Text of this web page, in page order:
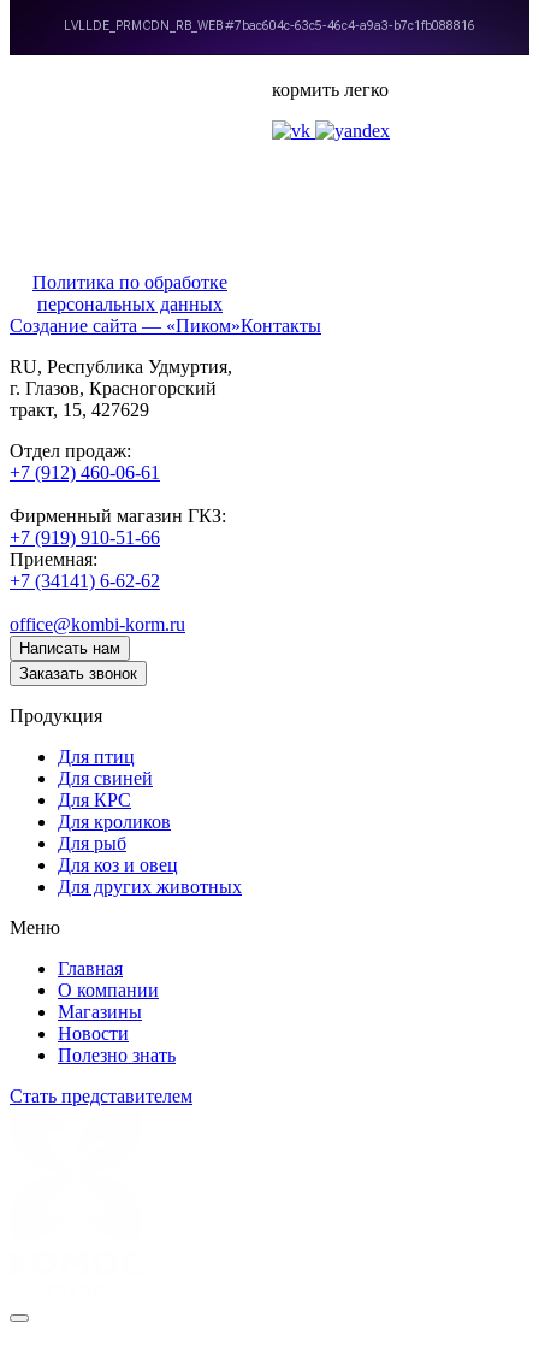
кормить легко
Политика по обработке
персональных данных
Создание сайта — «Пиком»Контакты
RU, Республика Удмуртия,
г. Глазов, Красногорский
тракт, 15, 427629
Отдел продаж:
+7 (912) 460-06-61
Фирменный магазин ГКЗ:
+7 (919) 910-51-66
Приемная:
+7 (34141) 6-62-62
office@kombi-korm.ru
Написать нам
Заказать звонок
Продукция
Для птиц
Для свиней
Для КРС
Для кроликов
Для рыб
Для коз и овец
Для других животных
Меню
Главная
О компании
Магазины
Новости
Полезно знать
Стать представителем